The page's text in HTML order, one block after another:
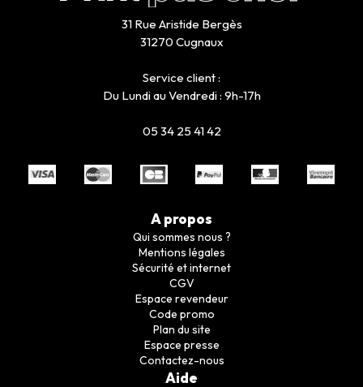
31 Rue Aristide Bergès
31270 Cugnaux
Service client :
Du Lundi au Vendredi : 9h-17h
05 34 25 41 42
A propos
Qui sommes nous ?
Mentions légales
Sécurité et internet
CGV
Espace revendeur
Code promo
Plan du site
Espace presse
Contactez-nous
Aide